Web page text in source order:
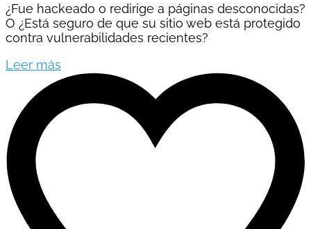
¿Fue hackeado o redirige a páginas desconocidas?
O ¿Está seguro de que su sitio web está protegido
contra vulnerabilidades recientes?
Leer más